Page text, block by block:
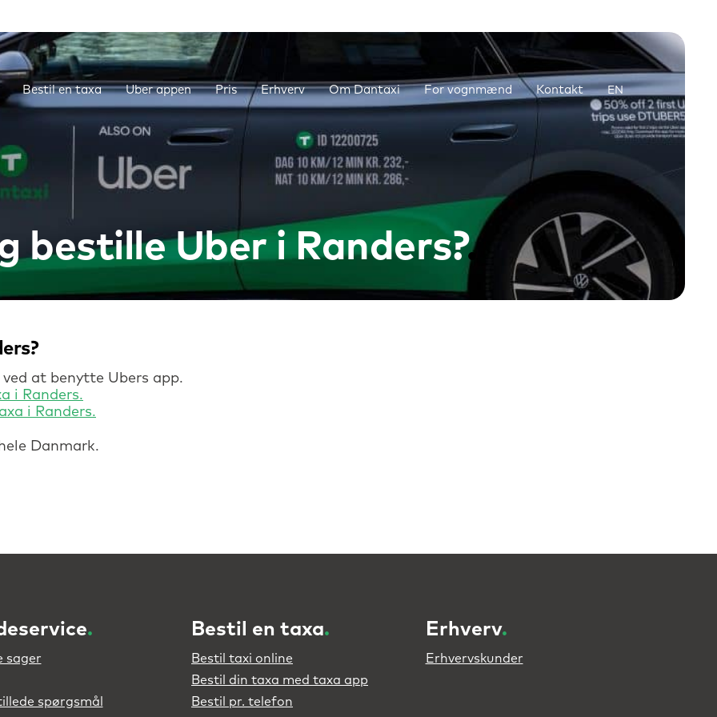
Bestil en taxa Uber appen Pris Erhverv Om Dantaxi For vognmænd Kontakt EN
bestille Uber i Randers?
at benytte Ubers app.
i Randers.
i Randers.
Danmark.
.
sager
spørgsmål
Bestil en taxa.
Bestil taxi online
Bestil din taxa med taxa app
Bestil pr. telefon
Erhverv.
Erhvervskunder